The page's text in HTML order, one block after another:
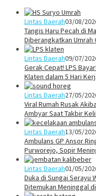
Lintas Daerah03/08/
Tangis Haru Pecah di
Diberangkatkan Umrah
Lintas Daerah09/07/
Gerak Cepat! LPS
Klaten dalam 5 Hari
Lintas Daerah27/05/
Viral Rumah Rusak
Ambyar Saat Takbir
Lintas Daerah13/05/
Ambulans GP Ansor
Purworejo, Sopir
Lintas Daerah01/05/
Duka di Sungai Serayu
Ditemukan Meninggal